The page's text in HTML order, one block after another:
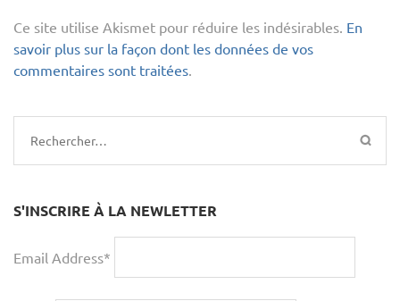
Ce site utilise Akismet pour réduire les indésirables. En
savoir plus sur la façon dont les données de vos
commentaires sont traitées
Rechercher :
S'INSCRIRE À LA NEWLETTER
Email Address*